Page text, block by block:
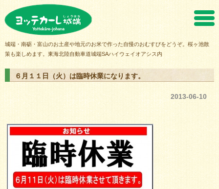
城端・南砺・富山のお土産や地元のお米で作った自慢のおむすびをどうぞ。桜ヶ池散
策も楽しめます。東海北陸自動車道城端SAハイウェイオアシス内
６月１１日（火）は臨時休業になります。
2013-06-10